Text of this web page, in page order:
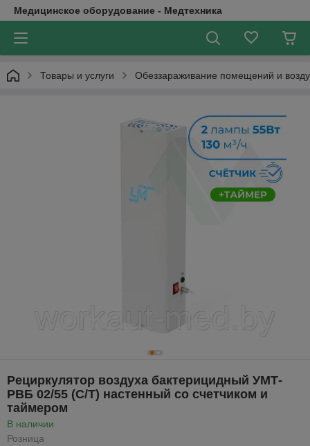
Медицинское оборудование - Медтехника
Товары и услуги Обеззараживание помещений и
Рециркулятор воздуха бактерицидный УМТ-
РВБ 02/55 (С/Т) настенный со счетчиком и
таймером
В наличии
Розница